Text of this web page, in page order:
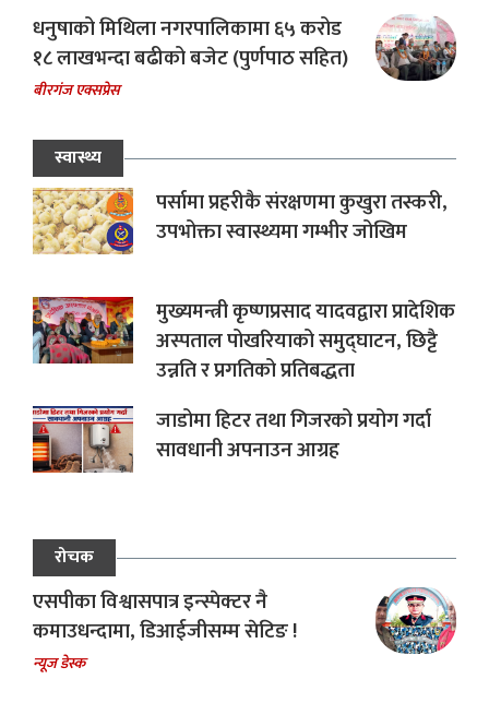
धनुषाको मिथिला नगरपालिकामा ६५ करोड
१८ लाखभन्दा बढीको बजेट (पुर्णपाठ सहित)
बीरगंज एक्सप्रेस
स्वास्थ्य
पर्सामा प्रहरीकै संरक्षणमा कुखुरा तस्करी,
उपभोक्ता स्वास्थ्यमा गम्भीर जोखिम
मुख्यमन्त्री कृष्णप्रसाद यादवद्वारा प्रादेशिक
अस्पताल पोखरियाको समुद्घाटन, छिट्टै
उन्नति र प्रगतिको प्रतिबद्धता
जाडोमा हिटर तथा गिजरको प्रयोग गर्दा
सावधानी अपनाउन आग्रह
रोचक
एसपीका विश्वासपात्र इन्स्पेक्टर नै
कमाउधन्दामा, डिआईजीसम्म सेटिङ !
न्यूज डेस्क